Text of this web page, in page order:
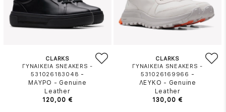
CLARKS
ΓΥΝΑΙΚΕΙΑ SNEAKERS -
531026183048 -
ΜΑΥΡΟ - Genuine
Leather
120,00 €
CLARKS
ΓΥΝΑΙΚΕΙΑ SNEAKERS -
531026169966 -
ΛΕΥΚΟ - Genuine
Leather
130,00 €